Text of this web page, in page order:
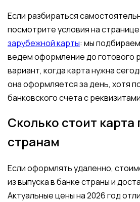
Если разбираться
посмотрите условия на странице
зарубежной карты: мы
ведем оформление до готового
вариант, когда карта нужна
она оформляется за день, хотя
банковского счета с
Сколько стоит
странам
Если оформлять удаленно,
из выпуска в банке страны и
Актуальные цены на 2026 год